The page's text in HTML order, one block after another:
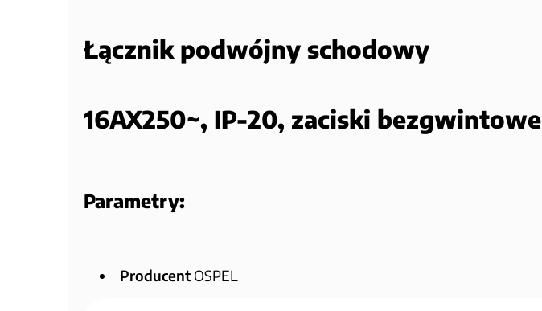
Łącznik podwójny schodowy
16AX250~, IP-20, zaciski bezgwintowe
Parametry:
Producent OSPEL